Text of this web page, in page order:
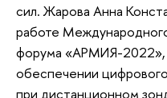
сил. Жарова Анна
работе
форума «АРМИЯ-2022»,
обеспечении
при дистанционном